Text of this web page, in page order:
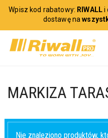
Wpisz kod rabatowy: RIWALLi
dostawę na
MARKIZA
Nie znaleziono produktów,